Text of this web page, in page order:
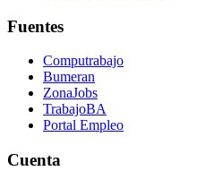
Fuentes
Computrabajo
Bumeran
ZonaJobs
TrabajoBA
Portal Empleo
Cuenta